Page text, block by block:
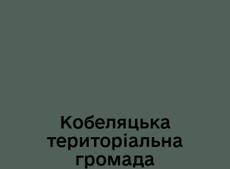
Кобеляцька
територіальна
громада